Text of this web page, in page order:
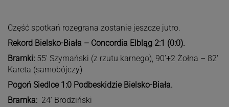
Część spotkań rozegrana zostanie jeszcze jutro.
Rekord Bielsko-Biała – Concordia Elbląg 2:1 (0:0).
Bramki: 55′ Szymański (z rzutu karnego), 90’+2 Żołna – 82′
Kareta (samobójczy)
Pogoń Siedlce 1:0 Podbeskidzie Bielsko-Biała.
Bramka: 24′ Brodziński